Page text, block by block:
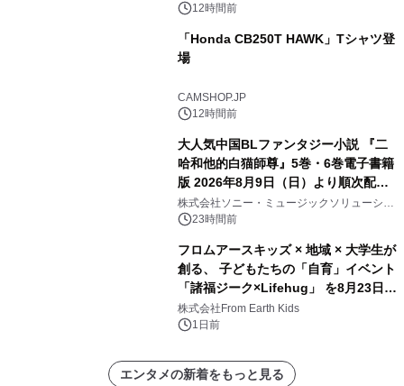
12時間前
「Honda CB250T HAWK」Tシャツ登
場
CAMSHOP.JP
12時間前
大人気中国BLファンタジー小説 『二
哈和他的白猫師尊』5巻・6巻電子書籍
版 2026年8月9日（日）より順次配信
開始
株式会社ソニー・ミュージックソリューショ
ンズ23時間前
フロムアースキッズ × 地域 × 大学生が
創る、 子どもたちの「自育」イベント
「諸福ジーク×Lifehug」 を8月23日
(日)開催
株式会社From Earth Kids
1日前
エンタメの新着をもっと見る